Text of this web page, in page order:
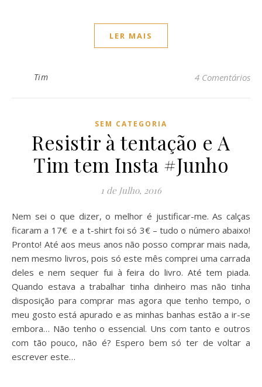
LER MAIS
Tim 4 Comentários
SEM CATEGORIA
Resistir à tentação e A
Tim tem Insta #Junho
1 de Julho, 2016
Nem sei o que dizer, o melhor é justificar-me. As calças
ficaram a 17€ e a t-shirt foi só 3€ – tudo o número abaixo!
Pronto! Até aos meus anos não posso comprar mais nada,
nem mesmo livros, pois só este mês comprei uma carrada
deles e nem sequer fui à feira do livro. Até tem piada.
Quando estava a trabalhar tinha dinheiro mas não tinha
disposição para comprar mas agora que tenho tempo, o
meu gosto está apurado e as minhas banhas estão a ir-se
embora… Não tenho o essencial. Uns com tanto e outros
com tão pouco, não é? Espero bem só ter de voltar a
escrever este…